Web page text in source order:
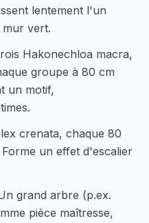
lentement l'un
vert.
Hakonechloa macra,
groupe à 80 cm
un motif,
crenata, chaque 80
un effet d'escalier
grand arbre (p.ex.
pièce maîtresse,